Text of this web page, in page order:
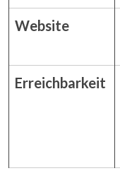
Website
Erreichbarkeit